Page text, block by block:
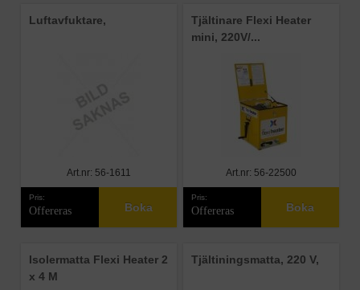
Luftavfuktare,
Art.nr: 56-1611
Pris:
Offereras Boka
Tjältinare Flexi Heater
mini, 220V/...
Art.nr: 56-22500
Pris:
Offereras Boka
Isolermatta Flexi Heater 2
x 4 M
Tjältiningsmatta, 220 V,